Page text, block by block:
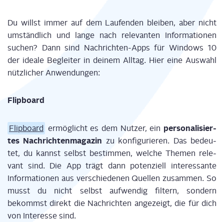
Du willst immer auf dem Lau­fen­den blei­ben, aber nicht
umständ­lich und lan­ge nach rele­van­ten Infor­ma­tio­nen
suchen? Dann sind Nach­rich­ten-Apps für Win­dows 10
der idea­le Beglei­ter in dei­nem All­tag. Hier eine Aus­wahl
nütz­li­cher Anwendungen:
Flip­board
Flip­board ermög­licht es dem Nut­zer, ein per­so­na­li­sier­
tes Nach­rich­ten­ma­ga­zin zu kon­fi­gu­rie­ren. Das bedeu­
tet, du kannst selbst bestim­men, wel­che The­men rele­
vant sind. Die App trägt dann poten­zi­ell inter­es­san­te
Infor­ma­tio­nen aus ver­schie­de­nen Quel­len zusam­men. So
musst du nicht selbst auf­wen­dig fil­tern, son­dern
bekommst direkt die Nach­rich­ten ange­zeigt, die für dich
von Inter­es­se sind.